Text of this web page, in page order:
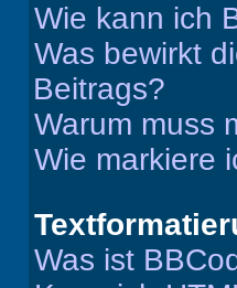
Wie kann ich
Was bewirkt
Beitrags?
Warum muss
Wie markiere
Was ist